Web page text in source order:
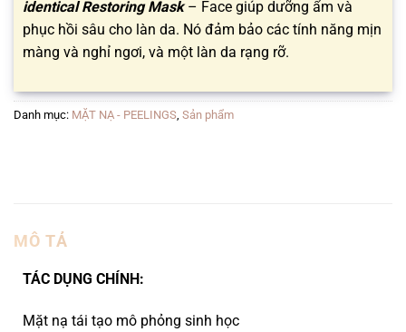
identical Restoring Mask– Face giúp dưỡng ẩm và
phục hồi sâu cho làn da. Nó đảm bảo các tính năng mịn
màng và nghỉ ngơi, và một làn da rạng rỡ.
Danh mục: MẶT NẠ - PEELINGS Sản phẩm
MÔ TẢ
TÁC DỤNG CHÍNH:
Mặt nạ tái tạo mô phỏng sinh học